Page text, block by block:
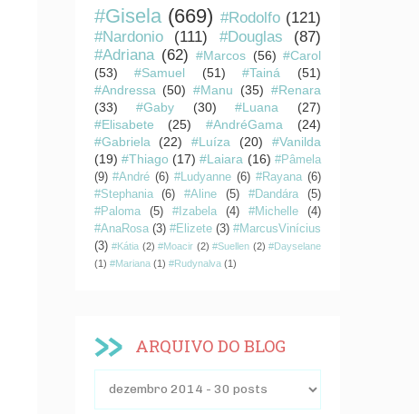
#Gisela (669) #Rodolfo (121)
#Nardonio
(111) #Douglas
(87)
#Adriana (62) #Marcos (56) #Carol
(53)
#Samuel (51) #Tainá
(51)
#Andressa (50) #Manu (35) #Renara
(33)
#Gaby (30) #Luana
(27)
#Elisabete
(25) #AndréGama
(24)
#Gabriela
(22) #Luíza (20)
#Vanilda
(19) #Thiago (17) #Laiara (16) #Pâmela
(9) #André (6) #Ludyanne (6) #Rayana (6)
#Stephania
(6) #Aline (5) #Dandára
(5)
#Paloma
(5) #Izabela (4) #Michelle
(4)
#AnaRosa (3) #Elizete (3) #MarcusVinícius
(3) #Kátia (2) #Moacir (2) #Suellen (2) #Dayselane
(1) #Mariana (1) #Rudynalva (1)
ARQUIVO DO BLOG